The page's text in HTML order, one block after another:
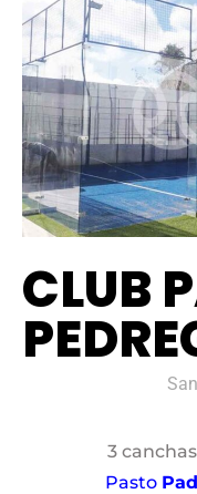
CLUB
3 canchas
Pasto